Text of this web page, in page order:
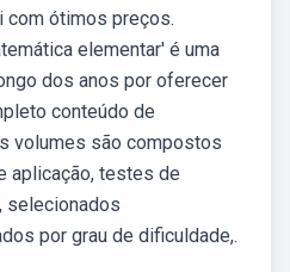
ótimos preços.
elementar' é uma
dos anos por oferecer
conteúdo de
volumes são compostos
aplicação, testes de
selecionados
por grau de dificuldade,.